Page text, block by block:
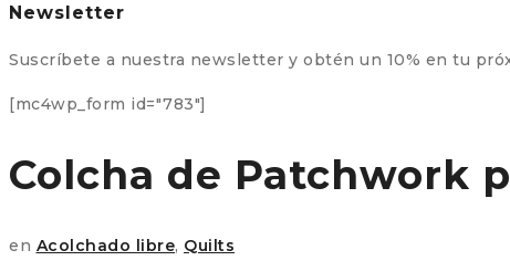
Newsletter
Suscríbete a nuestra newsletter y obtén un 10% en tu
[mc4wp_form id="783"]
Colcha de Patchwork
en Acolchado libre, Quilts